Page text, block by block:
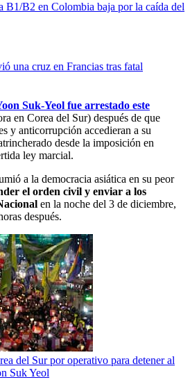
B1/B2 en Colombia baja por la caída del
una cruz en Francias tras fatal
Suk-Yeol fue arrestado este
en Corea del Sur) después de que
y anticorrupción accedieran a su
desde la imposición en
ley marcial.
a la democracia asiática en su peor
el orden civil y enviar a los
en la noche del 3 de diciembre,
después.
del Sur por operativo para detener al
Suk Yeol